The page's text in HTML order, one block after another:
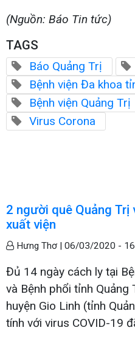
(Nguồn: Báo Tin tức)
TAGS
Báo Quảng Trị
Bệnh viện Đa khoa
Bệnh viện Quảng Trị
Virus Corona
2 người quê Quảng Trị
xuất viện
Hưng Thơ | 06/03/2020 -
Đủ 14 ngày cách ly tại
và Bệnh phổi tỉnh
huyện Gio Linh (tỉnh
tính với virus COVID-19